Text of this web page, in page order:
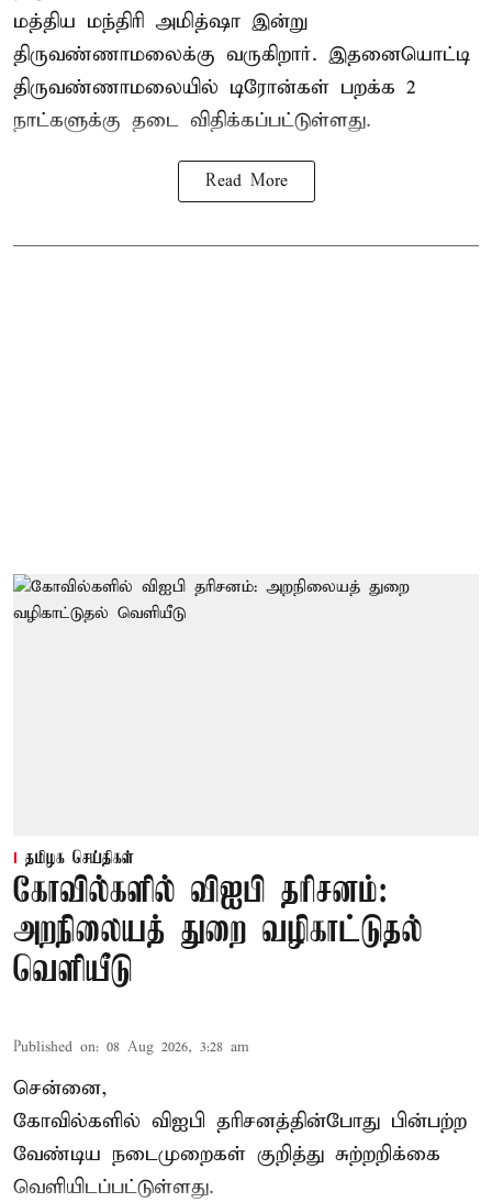
மத்திய மந்திரி அமித்ஷா இன்று
திருவண்ணாமலைக்கு வருகிறார். இதனையொட்டி
திருவண்ணாமலையில் டிரோன்கள் பறக்க 2
நாட்களுக்கு தடை விதிக்கப்பட்டுள்ளது.
Read More
தமிழக செய்திகள்
கோவில்களில் விஐபி தரிசனம்:
அறநிலையத் துறை வழிகாட்டுதல்
வெளியீடு
Published on: 08 Aug 2026, 3:28 am
சென்னை,
கோவில்களில் விஐபி தரிசனத்தின்போது பின்பற்ற
வேண்டிய நடைமுறைகள் குறித்து சுற்றறிக்கை
வெளியிடப்பட்டுள்ளது.